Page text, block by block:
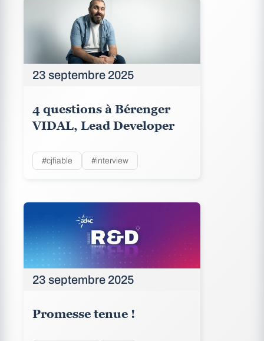
23 septembre 2025
4 questions à Bérenger
VIDAL, Lead Developer
#cjfiable #interview
23 septembre 2025
Promesse tenue !